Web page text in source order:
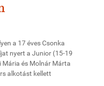
a 17 éves Csonka
nyert a Junior (15-19
és Molnár Márta
alkotást kellett